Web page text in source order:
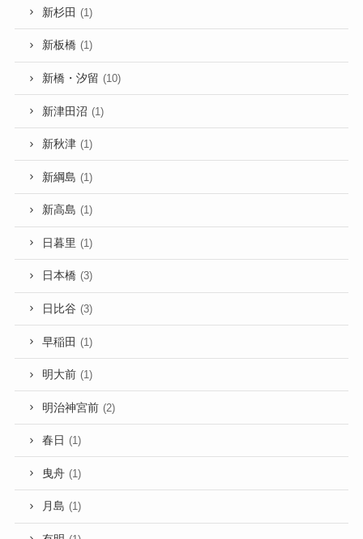
新杉田 (1)
新板橋 (1)
新橋・汐留 (10)
新津田沼 (1)
新秋津 (1)
新綱島 (1)
新高島 (1)
日暮里 (1)
日本橋 (3)
日比谷 (3)
早稲田 (1)
明大前 (1)
明治神宮前 (2)
春日 (1)
曳舟 (1)
月島 (1)